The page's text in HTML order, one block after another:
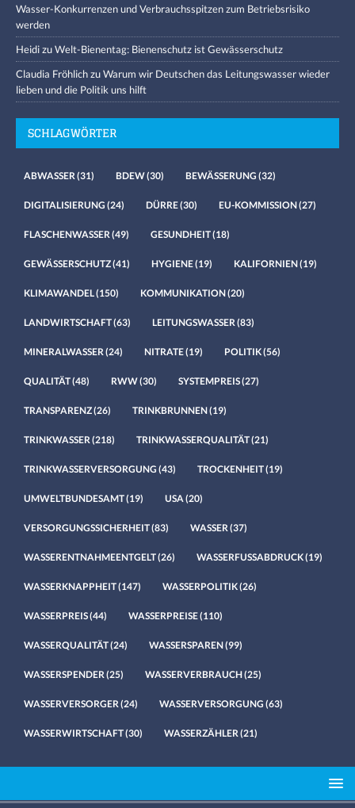
Wasser-Konkurrenzen und Verbrauchsspitzen zum Betriebsrisiko
werden
HeidizuWelt-Bienentag: Bienenschutz ist Gewässerschutz
Claudia FröhlichzuWarum wir Deutschen das Leitungswasser wieder
lieben und die Politik uns hilft
SCHLAGWÖRTER
ABWASSER (31) BDEW(30) BEWÄSSERUNG (32)
DIGITALISIERUNG (24) DÜRRE(30) EU-KOMMISSION(27)
FLASCHENWASSER (49) GESUNDHEIT(18)
GEWÄSSERSCHUTZ(41) HYGIENE(19) KALIFORNIEN(19)
KLIMAWANDEL(150) KOMMUNIKATION(20)
LANDWIRTSCHAFT(63) LEITUNGSWASSER (83)
MINERALWASSER (24) NITRATE(19) POLITIK(56)
QUALITÄT(48) RWW(30) SYSTEMPREIS(27)
TRANSPARENZ(26) TRINKBRUNNEN(19)
TRINKWASSER (218) TRINKWASSERQUALITÄT(21)
TRINKWASSERVERSORGUNG (43) TROCKENHEIT(19)
UMWELTBUNDESAMT(19) USA (20)
VERSORGUNGSSICHERHEIT(83) WASSER (37)
WASSERENTNAHMEENTGELT(26) WASSERFUSSABDRUCK(19)
WASSERKNAPPHEIT(147) WASSERPOLITIK(26)
WASSERPREIS(44) WASSERPREISE(110)
WASSERQUALITÄT(24) WASSERSPAREN(99)
WASSERSPENDER (25) WASSERVERBRAUCH(25)
WASSERVERSORGER (24) WASSERVERSORGUNG (63)
WASSERWIRTSCHAFT(30) WASSERZÄHLER (21)